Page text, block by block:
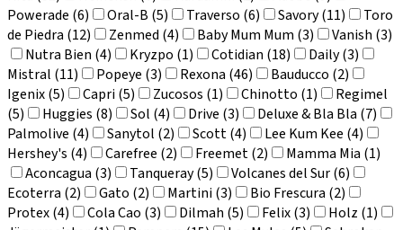
Powerade (6)
Oral-B (5) Traverso (6) Savory (11)
Toro
de Piedra (12)
Zenmed (4) Baby Mum Mum (3)
Vanish (3)
Nutra Bien (4)
Kryzpo (1) Cotidian (18)
Daily (3)
Mistral (11)
Popeye (3) Rexona (46)
Bauducco (2)
Igenix (5)
Capri (5) Zucosos (1) Chinotto (1)
Regimel
(5)
Huggies (8) Sol (4) Drive (3)
Deluxe & Bla Bla (7)
Palmolive (4)
Sanytol (2) Scott (4)
Lee Kum Kee (4)
Hershey's (4)
Carefree (2) Freemet (2)
Mamma Mia (1)
Aconcagua (3)
Tanqueray (5)
Volcanes del Sur (6)
Ecoterra (2)
Gato (2) Martini (3)
Bio Frescura (2)
Protex (4)
Cola Cao (3) Dilmah (5) Felix (3)
Holz (1)